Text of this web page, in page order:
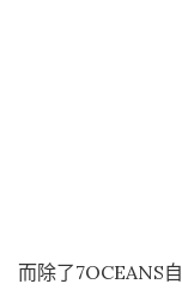
而除了7OCEANS